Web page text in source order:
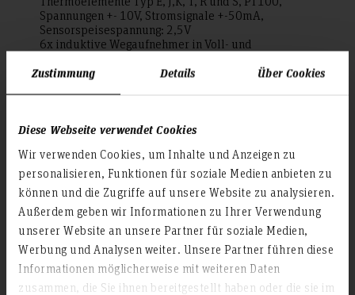
Zustimmung Details Über Cookies
Diese Webseite verwendet Cookies
Wir verwenden Cookies, um Inhalte und Anzeigen zu
personalisieren, Funktionen für soziale Medien anbieten zu
können und die Zugriffe auf unsere Website zu analysieren.
Außerdem geben wir Informationen zu Ihrer Verwendung
unserer Website an unsere Partner für soziale Medien,
Werbung und Analysen weiter. Unsere Partner führen diese
Informationen möglicherweise mit weiteren Daten
zusammen, die Sie ihnen bereitgestellt haben oder die sie im
Spannungen +- 10V, Stromsignale +-50mA,
Sensorspeisespannung: 2,5V
6x induktive Wegaufnehmer in Voll- und
+-500mV/V, Trägerfrequenz: 5kHz,
Eckold-C-Bügel-Ständermaschine Typ DFG 500/150
„Clinchpresse bzw. Durchsetzfügepresse“ (Presskraft
150kN)
CoastOne Oy Servoelektrische Abkantpresse mit
Spindelantrieb (Presskraft 440kN, maximale Biegelänge
1300mm)
Sickenmaschine „Bördelmaschine“ RAS EasyFormer
12.35-2 (Blechdicke max. 1,75mm bei Festigkeiten bis
zu 400 N/mm², Walzenmittenabstand 63mm)